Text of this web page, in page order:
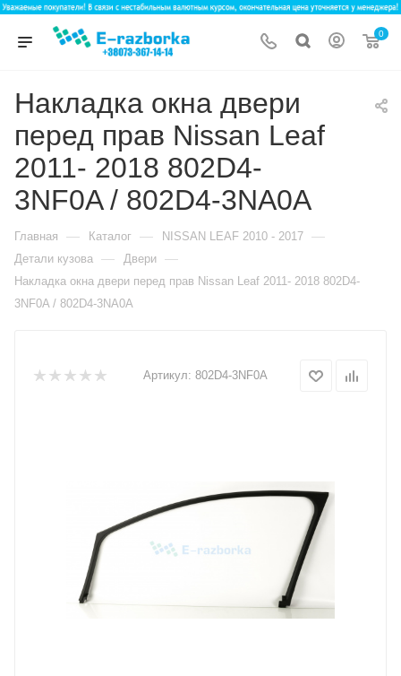
0
Накладка окна двери
перед прав Nissan Leaf
2011- 2018 802D4-
3NF0A / 802D4-3NA0A
Главная — Каталог — NISSAN LEAF 2010 - 2017 —
Детали кузова — Двери —
Накладка окна двери перед прав Nissan Leaf 2011- 2018 802D4-
3NF0A / 802D4-3NA0A
Артикул: 802D4-3NF0A